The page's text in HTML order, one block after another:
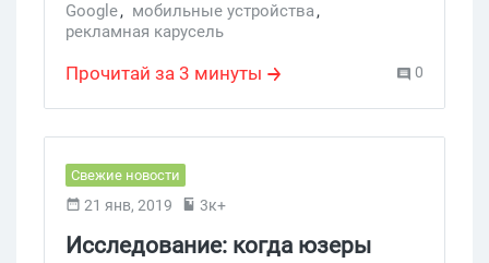
Google, мобильные устройства,
рекламная карусель
Прочитай за 3 минуты 0
Свежие новости
21 янв, 2019 3к+
Исследование: когда юзеры